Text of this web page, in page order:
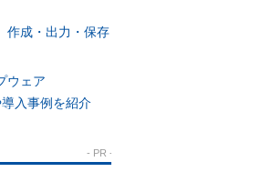
作成・出力・保存
ウェア
入事例を紹介